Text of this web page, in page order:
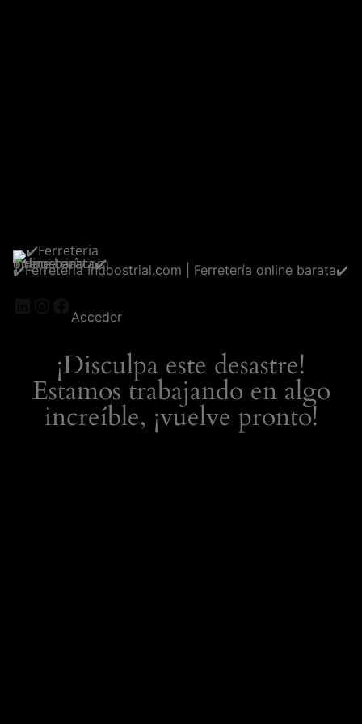
✔️Ferreteria Indoostrial.com | Ferretería online barata✔️
LinkedIn
Instagram
Facebook
Acceder
¡Disculpa este desastre!
Estamos trabajando en algo
increíble, ¡vuelve pronto!